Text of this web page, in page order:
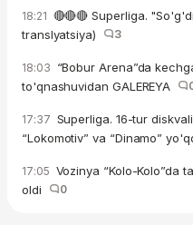
18:21 🔴🔴🔴 Superliga.
translyatsiya)
3
18:03 “Bobur Arena”da
to'qnashuvidan GALEREYA
17:37 Superliga. 16-tur
“Lokomotiv” va “Dinamo”
17:05 Vozinya “Kolo-Kolo”da
oldi
0